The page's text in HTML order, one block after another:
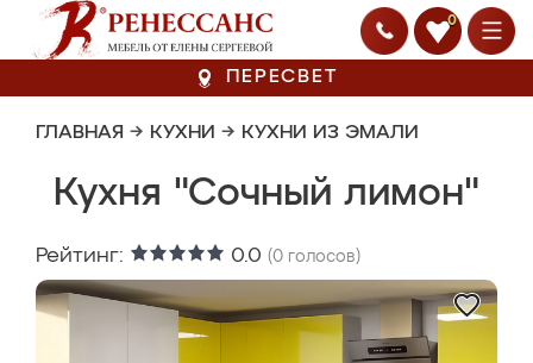
0
ПЕРЕСВЕТ
ГЛАВНАЯ → КУХНИ → КУХНИ ИЗ ЭМАЛИ
Кухня "Сочный лимон"
Рейтинг: 0.0 (0 голосов)